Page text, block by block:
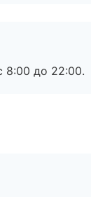
8:00 до 22:00.